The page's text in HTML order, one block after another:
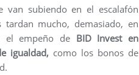
van subiendo en el escalafón
mucho, demasiado, en
el empeño de BID Invest en
igualdad, como los bonos de